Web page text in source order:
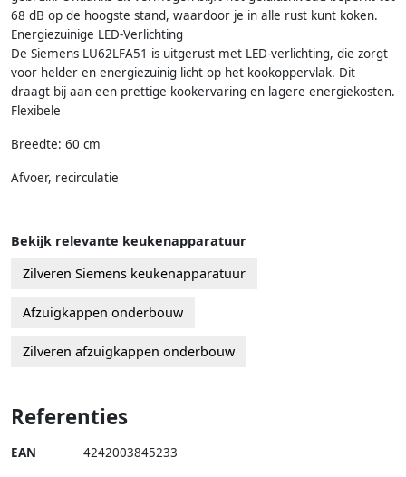
68 dB op de hoogste stand, waardoor je in alle rust kunt koken.
Energiezuinige LED-Verlichting
De Siemens LU62LFA51 is uitgerust met LED-verlichting, die zorgt
voor helder en energiezuinig licht op het kookoppervlak. Dit
draagt bij aan een prettige kookervaring en lagere energiekosten.
Flexibele
Breedte: 60 cm
Afvoer, recirculatie
Bekijk relevante keukenapparatuur
Zilveren Siemens keukenapparatuur
Afzuigkappen onderbouw
Zilveren afzuigkappen onderbouw
Referenties
EAN 4242003845233